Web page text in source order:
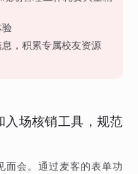
验
，积累专属校友资源
入场核销工具，规范
面会。通过麦客的表单功